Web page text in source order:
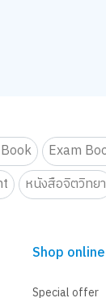
Exam
หนังสือจิตวิทยา
Shop online
Special offer